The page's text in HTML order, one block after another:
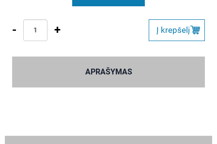
- + Į krepšelį
APRAŠYMAS